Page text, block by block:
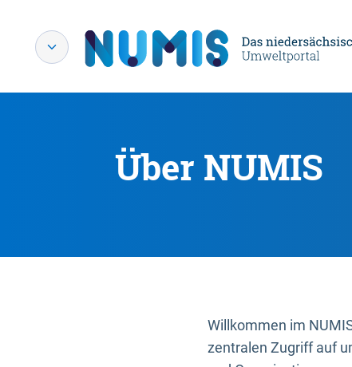
Über NUMIS
Willkommen im
zentralen Zugriff auf